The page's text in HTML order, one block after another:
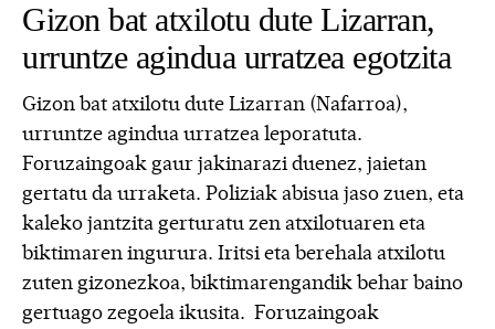
Gizon bat atxilotu dute Lizarran,
urruntze agindua urratzea egotzita
Gizon bat atxilotu dute Lizarran (Nafarroa),
urruntze agindua urratzea leporatuta.
Foruzaingoak gaur jakinarazi duenez, jaietan
gertatu da urraketa. Poliziak abisua jaso zuen, eta
kaleko jantzita gerturatu zen atxilotuaren eta
biktimaren ingurura. Iritsi eta berehala atxilotu
zuten gizonezkoa, biktimarengandik behar baino
gertuago zegoela ikusita. Foruzaingoak